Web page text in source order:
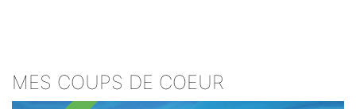
MES COUPS DE COEUR